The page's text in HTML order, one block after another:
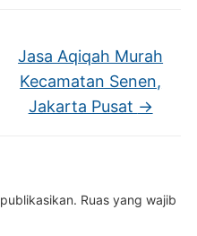
Jasa Aqiqah Murah
Kecamatan Senen,
Jakarta Pusat →
Ruas yang wajib